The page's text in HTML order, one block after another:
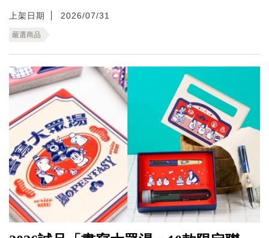
上架日期 2026/07/31
嚴選商品